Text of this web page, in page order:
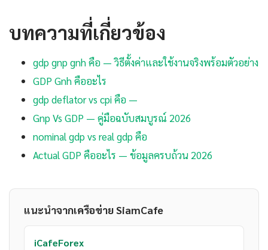
บทความที่เกี่ยวข้อง
gdp gnp gnh คือ — วิธีตั้งค่าและใช้งานจริงพร้อมตัวอย่าง
GDP Gnh คืออะไร
gdp deflator vs cpi คือ —
Gnp Vs GDP — คู่มือฉบับสมบูรณ์ 2026
nominal gdp vs real gdp คือ
Actual GDP คืออะไร — ข้อมูลครบถ้วน 2026
แนะนำจากเครือข่าย SiamCafe
iCafeForex